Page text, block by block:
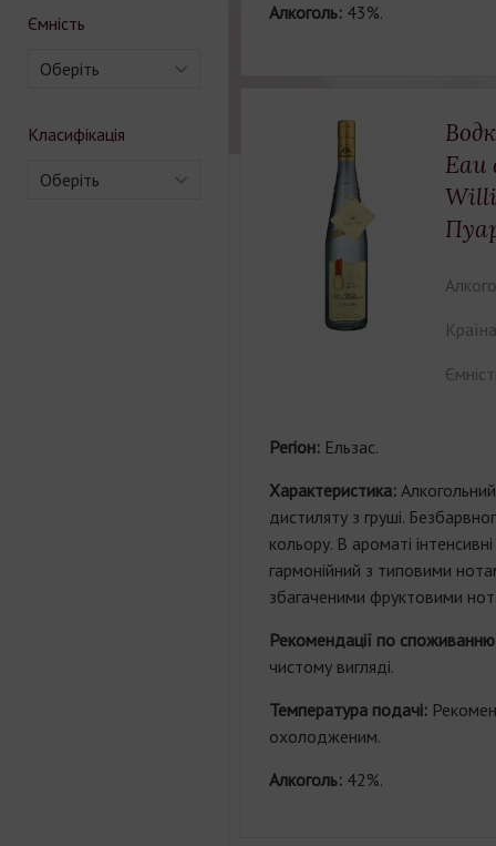
Ємність
Оберіть
Класифікація
Оберіть
Алкоголь:43%.
Eau
Регіон:Ельзас.
Характеристика:
дистиляту з груші.
кольору. В ароматі
гармонійний з типовими
збагаченими фруктовими
Рекомендації по
чистому вигляді.
Температура подачі:
охолодженим.
Алкоголь: 42%.